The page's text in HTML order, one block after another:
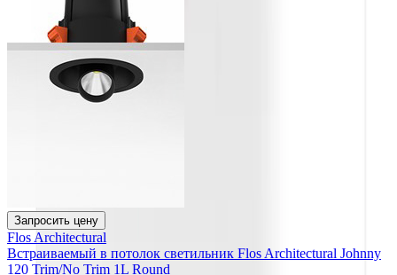
Запросить цену
Flos Architectural
Встраиваемый в потолок светильник Flos Architectural Johnny
120 Trim/No Trim 1L Round